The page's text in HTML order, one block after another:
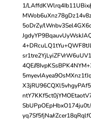
1/
5oDrZy/
4QE//
yq7Sf5fjNa/